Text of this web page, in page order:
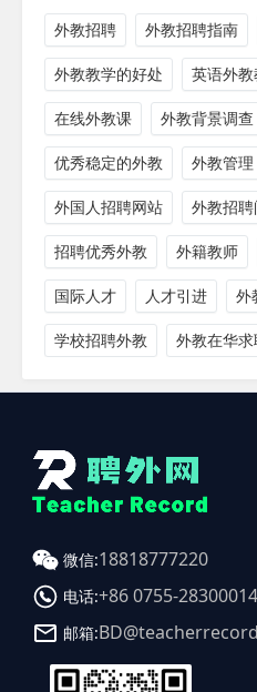
外教招聘 外教招聘指南
外教教学的好处 英语外
在线外教课 外教背景调查
优秀稳定的外教 外教管理
外国人招聘网站 外教招聘
招聘优秀外教 外籍教师
国际人才 人才引进 外
学校招聘外教 外教在华
微信:18818777220
电话:+86 0755-28300014
邮箱: